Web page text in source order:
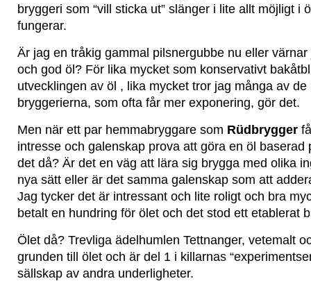
bryggeri som “vill sticka ut” slänger i lite allt möjligt i
fungerar.
Är jag en tråkig gammal pilsnergubbe nu eller
och god öl? För lika mycket som konservativt
utvecklingen av öl , lika mycket tror jag många av de
bryggerierna, som ofta får mer exponering, gör det.
Men när ett par hemmabryggare som Rüdbrygger
intresse och galenskap prova att göra en öl baserad
det då? Är det en väg att lära sig brygga med olika
nya sätt eller är det samma galenskap som att
Jag tycker det är intressant och lite roligt och bra
betalt en hundring för ölet och det stod ett etablerat
Ölet då? Trevliga ädelhumlen Tettnanger, vetemalt
grunden till ölet och är del 1 i killarnas
sällskap av andra underligheter.